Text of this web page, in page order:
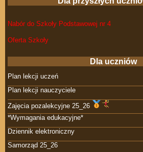
Nabór do Szkoły Podstawowej nr 4
Oferta Szkoły
Dla uczniów
Plan lekcji uczeń
Plan lekcji nauczyciele
Zajęcia pozalekcyjne 25_26
*Wymagania edukacyjne*
Dziennik elektroniczny
Samorząd 25_26